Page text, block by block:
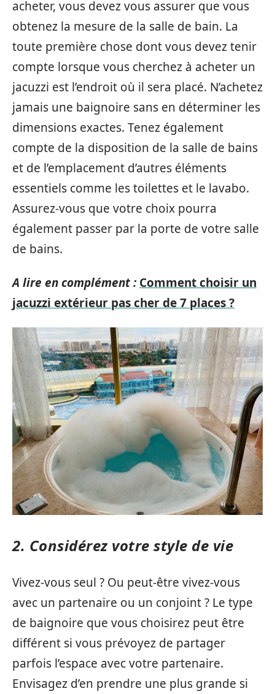
acheter, vous devez vous assurer que vous
obtenez la mesure de la salle de bain. La
toute première chose dont vous devez tenir
compte lorsque vous cherchez à acheter un
jacuzzi est l’endroit où il sera placé. N’achetez
jamais une baignoire sans en déterminer les
dimensions exactes. Tenez également
compte de la disposition de la salle de bains
et de l’emplacement d’autres éléments
essentiels comme les toilettes et le lavabo.
Assurez-vous que votre choix pourra
également passer par la porte de votre salle
de bains.
A lire en complément : Comment choisir un
jacuzzi extérieur pas cher de 7 places ?
2. Considérez votre style de vie
Vivez-vous seul ? Ou peut-être vivez-vous
avec un partenaire ou un conjoint ? Le type
de baignoire que vous choisirez peut être
différent si vous prévoyez de partager
parfois l’espace avec votre partenaire.
Envisagez d’en prendre une plus grande si